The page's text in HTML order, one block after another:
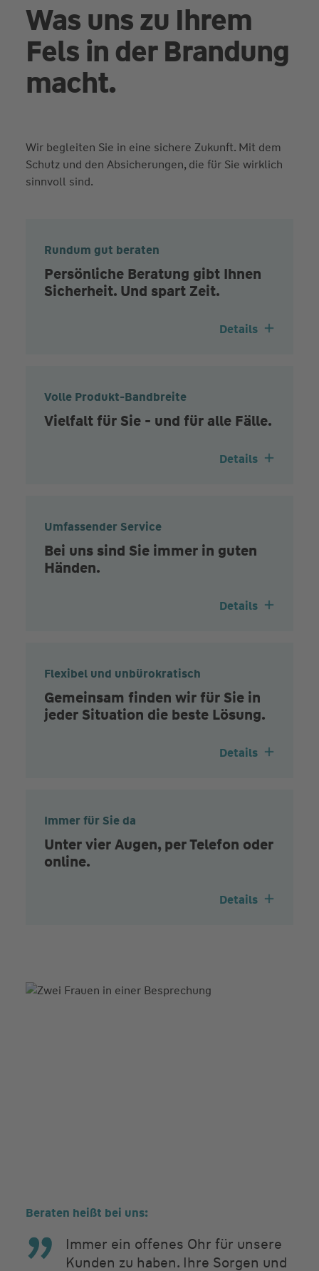
Was uns zu Ihrem
Fels in der Brandung
macht.
Wir begleiten Sie in eine sichere Zukunft. Mit dem
Schutz und den Absicherungen, die für Sie wirklich
sinnvoll sind.
Rundum gut beraten
Persönliche Beratung gibt Ihnen
Sicherheit. Und spart Zeit.
Details
Volle Produkt-Bandbreite
Vielfalt für Sie - und für alle Fälle.
Details
Umfassender Service
Bei uns sind Sie immer in guten
Händen.
Details
Flexibel und unbürokratisch
Gemeinsam finden wir für Sie in
jeder Situation die beste Lösung.
Details
Immer für Sie da
Unter vier Augen, per Telefon oder
online.
Details
Beraten heißt bei uns:
Immer ein offenes Ohr für unsere
Kunden zu haben. Ihre Sorgen und